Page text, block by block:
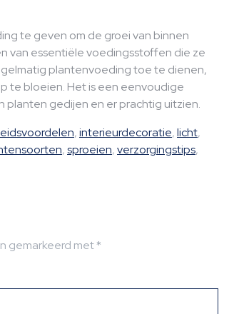
te geven om de groei van binnen
van essentiële voedingsstoffen die ze
plantenvoeding toe te dienen,
te bloeien. Het is een eenvoudige
planten gedijen en er prachtig uitzien.
,interieurdecoratie,licht,
,sproeien,verzorgingstips,
gemarkeerd met*